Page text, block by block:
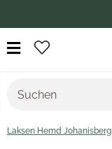
Laksen Hemd Johanisberg